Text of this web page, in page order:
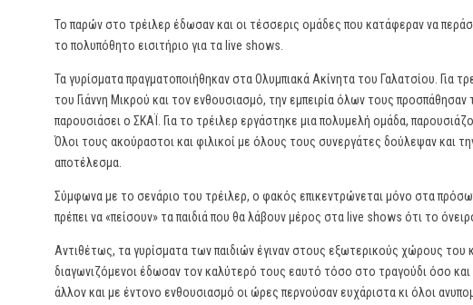
Το παρών στο τρέιλερ έδωσαν και οι τέσσερις ομάδες που κατάφεραν να
το πολυπόθητο εισιτήριο για τα live shows.
Τα γυρίσματα πραγματοποιήθηκαν στα Ολυμπιακά Ακίνητα του Γαλατσίου. Για
του Γιάννη Μικρού και τον ενθουσιασμό, την εμπειρία όλων τους
παρουσιάσει ο ΣΚΑΪ. Για το τρέιλερ εργάστηκε μια πολυμελή ομάδα,
Όλοι τους ακούραστοι και φιλικοί με όλους τους συνεργάτες δούλεψαν και
αποτέλεσμα.
Σύμφωνα με το σενάριο του τρέιλερ, ο φακός επικεντρώνεται μόνο στα
πρέπει να «πείσουν» τα παιδιά που θα λάβουν μέρος στα live shows ότι το
Αντιθέτως, τα γυρίσματα των παιδιών έγιναν στους εξωτερικούς χώρους του
διαγωνιζόμενοι έδωσαν τον καλύτερό τους εαυτό τόσο στο τραγούδι όσο
άλλον και με έντονο ενθουσιασμό οι ώρες περνούσαν ευχάριστα κι όλοι